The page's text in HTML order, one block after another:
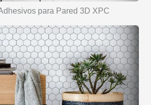
para Pared 3D XPC